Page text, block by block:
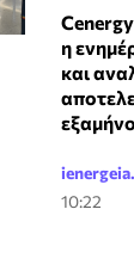
η
και
10:22